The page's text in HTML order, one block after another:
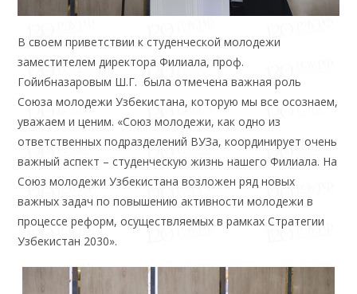
В своем приветствии к студенческой молодежи
заместителем директора Филиала, проф.
Гойибназаровым Ш.Г. была отмечена важная роль
Союза молодежи Узбекистана, которую мы все осознаем,
уважаем и ценим. «Союз молодежи, как одно из
ответственных подразделений ВУЗа, координирует очень
важный аспект – студенческую жизнь нашего Филиала. На
Союз молодежи Узбекистана возложен ряд новых
важных задач по повышению активности молодежи в
процессе реформ, осуществляемых в рамках Стратегии
Узбекистан 2030».